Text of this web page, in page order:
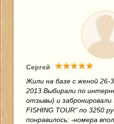
Сергей
Жили на базе с женой 26-
2013.Выбирали по
отзывы) и забронировали
FISHING TOUR" по 3250
понравилось: -номера